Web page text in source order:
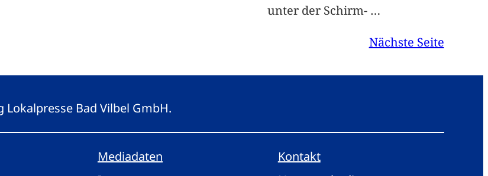
unter der Schirm- …
Nächste Seite
Lokalpresse Bad Vilbel GmbH.
Mediadaten
Kontakt